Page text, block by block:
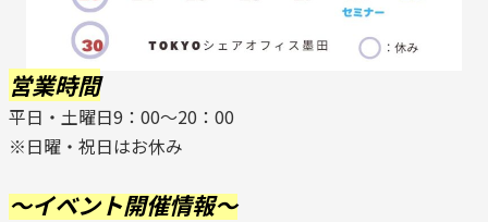
営業時間
平日・土曜日9：00～20：00
※日曜・祝日はお休み
～イベント開催情報～